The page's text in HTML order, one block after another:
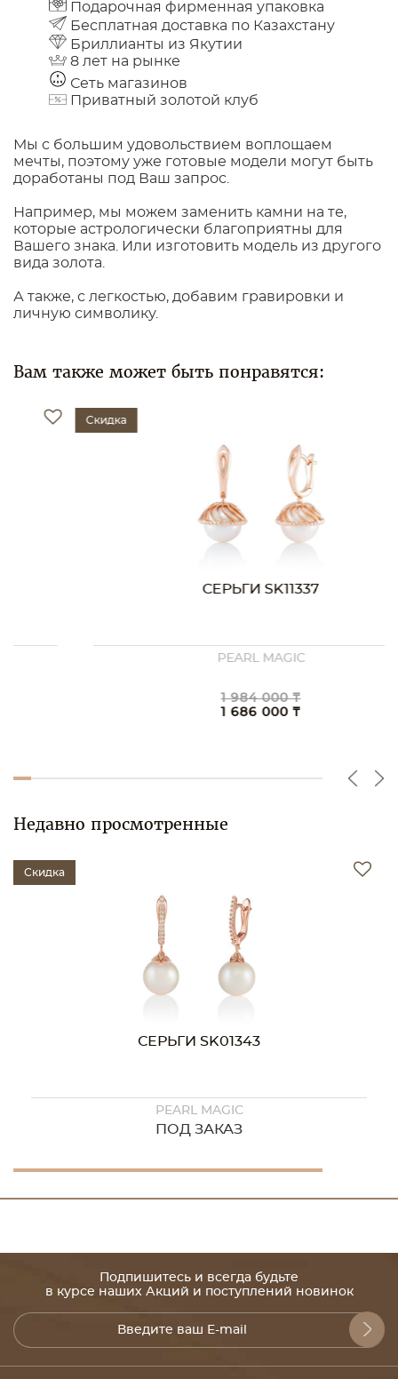
Подарочная фирменная упаковка
Бесплатная доставка по Казахстану
Бриллианты из Якутии
8 лет на рынке
Сеть магазинов
Приватный золотой клуб
Мы с большим удовольствием воплощаем
мечты, поэтому уже готовые модели могут быть
доработаны под Ваш запрос.
Например, мы можем заменить камни на те,
которые астрологически благоприятны для
Вашего знака. Или изготовить модель из другого
вида золота.
А также, с легкостью, добавим гравировки и
личную символику.
Вам также может быть понравятся:
Скидка
СЕРЬГИ SK11337
PEARL MAGIC
1 984 000 ₸
1 686 000 ₸
Недавно просмотренные
Скидка
СЕРЬГИ SK01343
PEARL MAGIC
ПОД ЗАКАЗ
Подпишитесь и всегда будьте
в курсе наших Акций и поступлений новинок